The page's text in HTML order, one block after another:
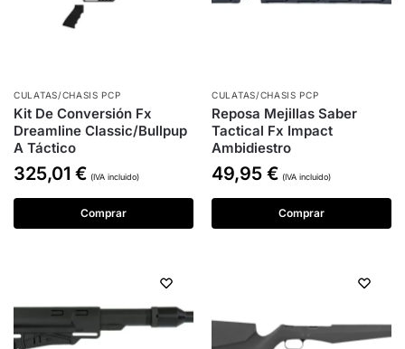
CULATAS/CHASIS PCP
Kit De Conversión Fx
Dreamline Classic/Bullpup
A Táctico
325,01 € (IVA incluido)
Comprar
CULATAS/CHASIS PCP
Reposa Mejillas Saber
Tactical Fx Impact
Ambidiestro
49,95 € (IVA incluido)
Comprar